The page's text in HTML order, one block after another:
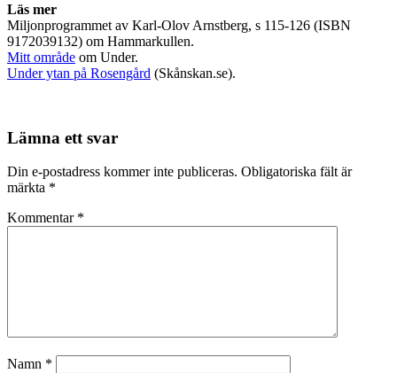
Läs mer
Miljonprogrammet av Karl-Olov Arnstberg, s 115-126 (ISBN
9172039132) om Hammarkullen.
Mitt område om Under.
Under ytan på Rosengård (Skånskan.se).
Lämna ett svar
Din e-postadress kommer inte publiceras. Obligatoriska fält är
märkta *
Kommentar *
Namn *